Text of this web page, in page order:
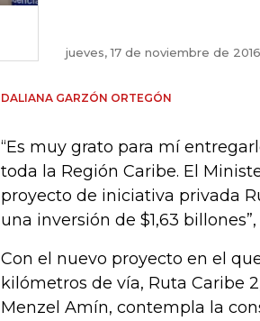
jueves, 17 de noviembre de 2016
DALIANA GARZÓN ORTEGÓN
“Es muy grato para mí
toda la Región Caribe. El
proyecto de iniciativa privada
una inversión de $1,63
Con el nuevo proyecto en el
kilómetros de vía, Ruta Caribe
Menzel Amín, contempla la